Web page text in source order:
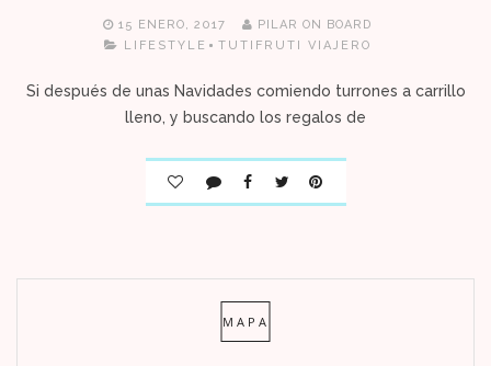
15 ENERO, 2017
PILAR ON BOARD
LIFESTYLE
TUTIFRUTI VIAJERO
Si después de unas Navidades comiendo turrones a carrillo
lleno, y buscando los regalos de
MAPA